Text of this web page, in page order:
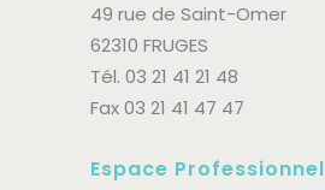
49 rue de Saint-Omer
62310 FRUGES
Tél. 03 21 41 21 48
Fax 03 21 41 47 47
Espace Professionnel